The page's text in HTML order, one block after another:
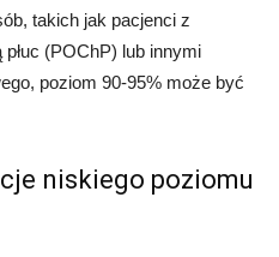
takich jak pacjenci z
(POChP) lub innymi
poziom 90-95% może być
niskiego poziomu